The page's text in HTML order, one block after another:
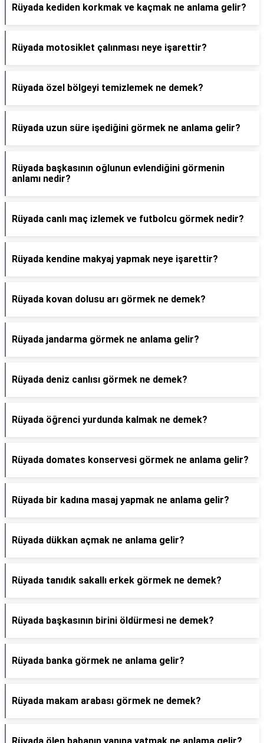
Rüyada kediden korkmak ve kaçmak ne anlama gelir?
Rüyada motosiklet çalınması neye işarettir?
Rüyada özel bölgeyi temizlemek ne demek?
Rüyada uzun süre işediğini görmek ne anlama gelir?
Rüyada başkasının oğlunun evlendiğini görmenin
anlamı nedir?
Rüyada canlı maç izlemek ve futbolcu görmek nedir?
Rüyada kendine makyaj yapmak neye işarettir?
Rüyada kovan dolusu arı görmek ne demek?
Rüyada jandarma görmek ne anlama gelir?
Rüyada deniz canlısı görmek ne demek?
Rüyada öğrenci yurdunda kalmak ne demek?
Rüyada domates konservesi görmek ne anlama gelir?
Rüyada bir kadına masaj yapmak ne anlama gelir?
Rüyada dükkan açmak ne anlama gelir?
Rüyada tanıdık sakallı erkek görmek ne demek?
Rüyada başkasının birini öldürmesi ne demek?
Rüyada banka görmek ne anlama gelir?
Rüyada makam arabası görmek ne demek?